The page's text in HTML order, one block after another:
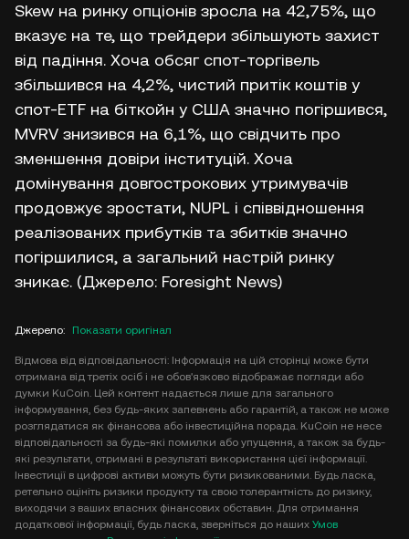
Skew на ринку опціонів зросла на 42,75%, що
вказує на те, що трейдери збільшують захист
від падіння. Хоча обсяг спот-торгівель
збільшився на 4,2%, чистий притік коштів у
спот-ETF на біткойн у США значно погіршився,
MVRV знизився на 6,1%, що свідчить про
зменшення довіри інституцій. Хоча
домінування довгострокових утримувачів
продовжує зростати, NUPL і співвідношення
реалізованих прибутків та збитків значно
погіршилися, а загальний настрій ринку
зникає. (Джерело: Foresight News)
Джерело: Показати оригінал
Відмова від відповідальності: Інформація на цій сторінці може бути
отримана від третіх осіб і не обов'язково відображає погляди або
думки KuCoin. Цей контент надається лише для загального
інформування, без будь-яких запевнень або гарантій, а також не може
розглядатися як фінансова або інвестиційна порада. KuCoin не несе
відповідальності за будь-які помилки або упущення, а також за будь-
які результати, отримані в результаті використання цієї інформації.
Інвестиції в цифрові активи можуть бути ризикованими. Будь ласка,
ретельно оцініть ризики продукту та свою толерантність до ризику,
виходячи з ваших власних фінансових обставин. Для отримання
додаткової інформації, будь ласка, зверніться до наших Умов